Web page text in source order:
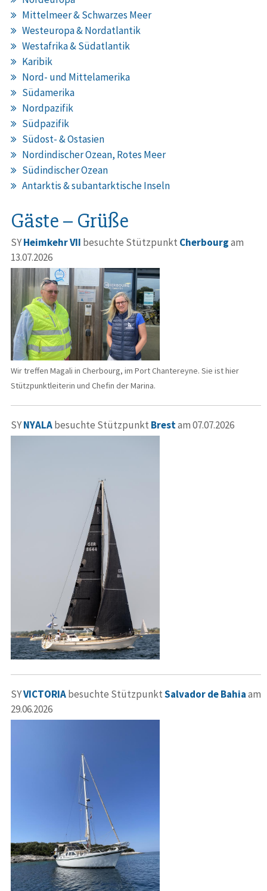
Mittelmeer & Schwarzes Meer
Westeuropa & Nordatlantik
Westafrika & Südatlantik
Karibik
Nord- und Mittelamerika
Südamerika
Nordpazifik
Südpazifik
Südost- & Ostasien
Nordindischer Ozean, Rotes Meer
Südindischer Ozean
Antarktis & subantarktische Inseln
Gäste – Grüße
SYHeimkehr VII besuchte Stützpunkt Cherbourgam
13.07.2026
Wir treffen Magali in Cherbourg, im Port Chantereyne. Sie ist hier
Stützpunktleiterin und Chefin der Marina.
SYNYALAbesuchte Stützpunkt Brestam 07.07.2026
SYVICTORIAbesuchte StützpunktSalvador de Bahiaam
29.06.2026